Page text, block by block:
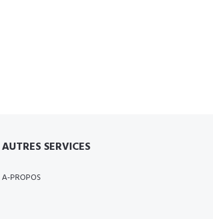
AUTRES SERVICES
A-PROPOS